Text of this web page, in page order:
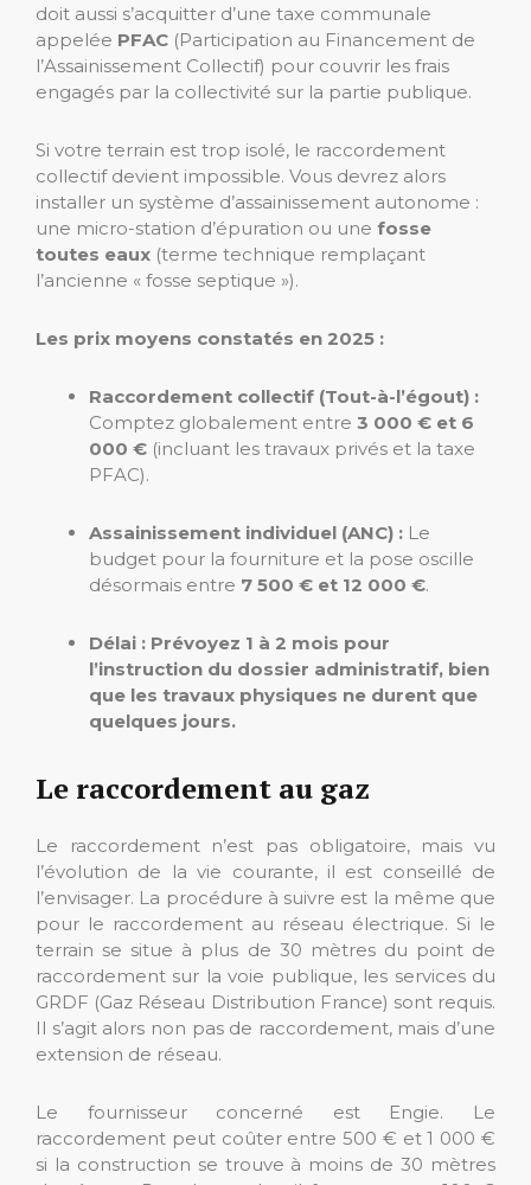
doit aussi s’acquitter d’une taxe communale
appelée PFAC (Participation au Financement de
l’Assainissement Collectif) pour couvrir les frais
engagés par la collectivité sur la partie publique.
Si votre terrain est trop isolé, le raccordement
collectif devient impossible. Vous devrez alors
installer un système d’assainissement autonome :
une micro-station d’épuration ou une fosse
toutes eaux (terme technique remplaçant
l’ancienne « fosse septique »).
Les prix moyens constatés en 2025 :
Raccordement collectif (Tout-à-l’égout) :
Comptez globalement entre 3 000 € et 6
000 € (incluant les travaux privés et la taxe
PFAC).
Assainissement individuel (ANC) : Le
budget pour la fourniture et la pose oscille
désormais entre 7 500 € et 12 000 €.
Délai : Prévoyez 1 à 2 mois pour
l’instruction du dossier administratif, bien
que les travaux physiques ne durent que
quelques jours.
Le raccordement au gaz
Le raccordement n’est pas obligatoire, mais vu
l’évolution de la vie courante, il est conseillé de
l’envisager. La procédure à suivre est la même que
pour le raccordement au réseau électrique. Si le
terrain se situe à plus de 30 mètres du point de
raccordement sur la voie publique, les services du
GRDF (Gaz Réseau Distribution France) sont requis.
Il s’agit alors non pas de raccordement, mais d’une
extension de réseau.
Le fournisseur concerné est Engie. Le
raccordement peut coûter entre 500 € et 1 000 €
si la construction se trouve à moins de 30 mètres